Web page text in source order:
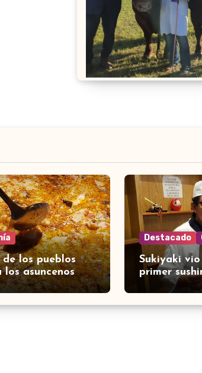
los pueblos
los asuncenos
Destacado
Sukiyaki
primer